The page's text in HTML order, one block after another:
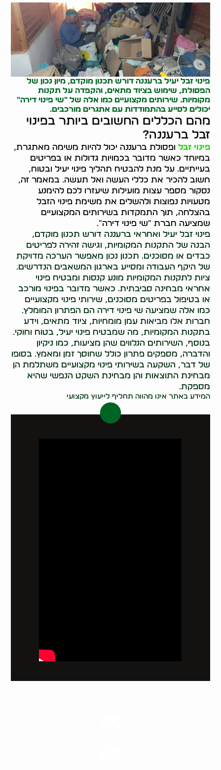
פינוי זבל יעיל ברעננה דורש תכנון מוקדם, מיון נכון של
הפסולת, שימוש בציוד מתאים, והקפדה על תקנות
מקומיות. שירותים מקצועיים כמו אלה של "שי פינוי דירה"
יכולים לסייע בהתמודדות עם אתגרים מורכבים.
מהם הכללים החשובים ביותר בפינוי
זבל ברעננה?
פינוי זבל ופסולת ברעננה יכול להיות משימה מאתגרת,
במיוחד כאשר מדובר בכמויות גדולות או בפריטים
בעייתיים. על מנת להבטיח תהליך פינוי יעיל ובטוח,
חשוב להכיר את כללי העשה ואל תעשה. במאמר זה,
נסקור מספר עצות מועילות שיעזרו לכם להימנע
מטעויות נפוצות ולהשלים את משימת פינוי הזבל
בהצלחה, תוך התמקדות בשירותים המקצועיים
שמציעה חברת "שי פינוי דירה".
פינוי זבל יעיל ואחראי ברעננה דורש תכנון מוקדם,
הבנה של התקנות המקומיות, וגישה זהירה לפריטים
כבדים או מסוכנים. תכנון נכון מאפשר הערכה מדויקת
של היקף העבודה ומסייע בארגון המשאבים הנדרשים.
ציות לתקנות המקומיות מונע קנסות ומבטיח פינוי
אחראי מבחינה סביבתית. כאשר מדובר בפינוי מורכב
או בטיפול בפריטים מסוכנים, שירותי פינוי מקצועיים
כמו אלה שמציעה שי פינוי דירה הם הפתרון המומלץ.
חברות אלו מביאות עמן מומחיות, ציוד מתאים, וידע
בתקנות המקומיות, מה שמבטיח פינוי יעיל, בטוח וחוקי.
בנוסף, השירותים הנלווים שהן מציעות, כמו ניקיון
והדברה, מספקים פתרון כולל שחוסך זמן ומאמץ. בסופו
של דבר, השקעה בשירותי פינוי מקצועיים משתלמת הן
מבחינת התוצאות והן מבחינת השקט הנפשי שהיא
מספקת.
המידע באתר אינו מהווה תחליף לייעוץ מקצועי